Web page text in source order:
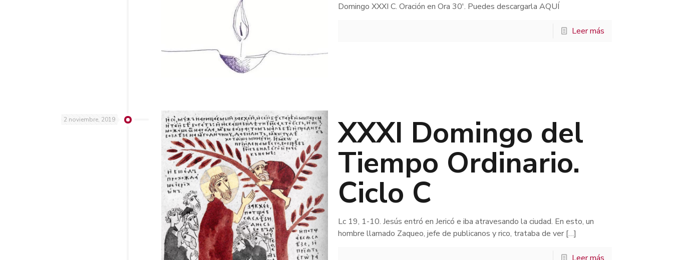
Domingo XXXI C. Oración en Ora 30′. Puedes descargarla AQUÍ
Leer más
2 noviembre, 2019 XXXI Domingo del
Tiempo Ordinario.
Ciclo C
Lc 19, 1-10. Jesús entró en Jericó e iba atravesando la ciudad. En esto, un
hombre llamado Zaqueo, jefe de publicanos y rico, trataba de ver […]